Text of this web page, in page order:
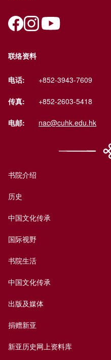
联络资料
电话: +852-3943-7609
传真: +852-2603-5418
电邮: nac@cuhk.edu.hk
书院介绍
历史
中国文化传承
国际视野
书院生活
中国文化传承
出版及媒体
捐赠新亚
新亚历史网上资料库